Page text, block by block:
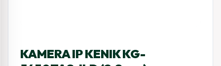
KAMERA IP KENIK KG-